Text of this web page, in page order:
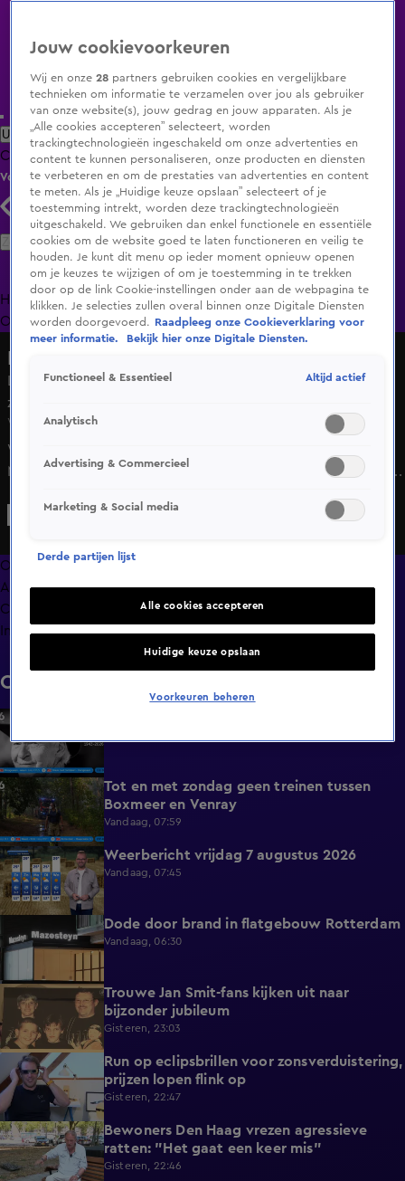
Uitzending Gemist Populaire programma's Zenders Genres
ClipsFilmsRadioSmart TV inlogShop
Volg KIJK
Zoeken
HomeUitzending Gemist Programma's De Bondgenoten
OranjezomerLivestreamsShop
Lichaam gevonden in water Haarlem, mogelijk vermiste
zwemmer
Wo 10 juni, 18:14
Woensdagmiddag is er een lichaam gevonden in de
Molenplas in Haarlem. Dat bevestigt de politie aan Hart van
doodsoorzaak en identiteit van de persoon.
Overzicht
Afleveringen
Clips
Info
Clips
0:59
0:36
Tot en met zondag geen treinen tussen
Boxmeer en Venray
Vandaag, 07:59
2:26 Weerbericht vrijdag 7 augustus 2026
Vandaag, 07:45
Dode door brand in flatgebouw Rotterdam
Vandaag, 06:30
1:59
Trouwe Jan Smit-fans kijken uit naar
bijzonder jubileum
Gisteren, 23:03
2:06
Run op eclipsbrillen voor zonsverduistering,
prijzen lopen flink op
Gisteren, 22:47
1:54
Bewoners Den Haag vrezen agressieve
ratten: "Het gaat een keer mis"
Gisteren, 22:46
Jouw cookievoorkeuren
Wij en onze28 partners gebruiken cookies en vergelijkbare
technieken om informatie te verzamelen over jou als gebruiker
van onze website(s), jouw gedrag en jouw apparaten. Als je
„Alle cookies accepteren” selecteert, worden
trackingtechnologieën ingeschakeld om onze advertenties en
content te kunnen personaliseren, onze producten en diensten
te verbeteren en om de prestaties van advertenties en content
te meten. Als je „Huidige keuze opslaan” selecteert of je
toestemming intrekt, worden deze trackingtechnologieën
uitgeschakeld. We gebruiken dan enkel functionele en essentiële
cookies om de website goed te laten functioneren en veilig te
houden. Je kunt dit menu op ieder moment opnieuw openen
om je keuzes te wijzigen of om je toestemming in te trekken
door op de link Cookie-instellingen onder aan de webpagina te
klikken. Je selecties zullen overal binnen onze Digitale Diensten
worden doorgevoerd.
Raadpleeg onze Cookieverklaring voor
meer informatie.
Bekijk hier onze Digitale Diensten.
Functioneel & Essentieel Altijd actief
Analytisch
Advertising & Commercieel
Marketing & Social media
Derde partijen lijst
Alle cookies accepteren
Huidige keuze opslaan
Voorkeuren beheren